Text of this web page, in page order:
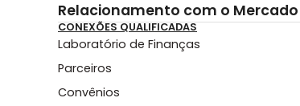
Relacionamento com o Mercado
CONEXÕES QUALIFICADAS
Laboratório de Finanças
Parceiros
Convênios